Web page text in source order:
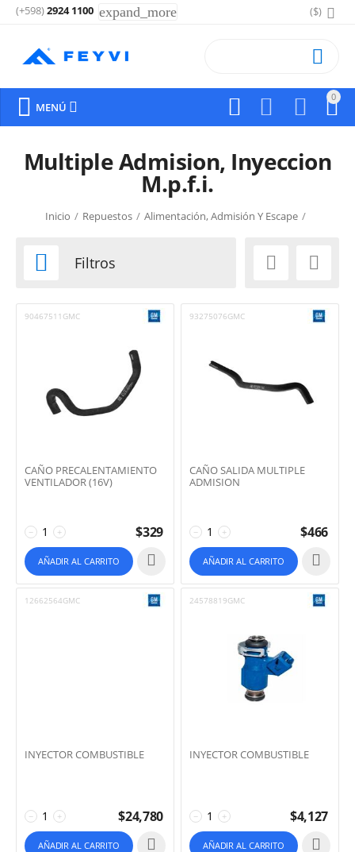
($)
(+598)2924 1100 expand_more
0

 


 MENÚ 
Multiple Admision, Inyeccion
M.p.f.i.
Inicio / Repuestos / Alimentación, Admisión Y Escape /
 Filtros  
90467511GMC
CAÑO PRECALENTAMIENTO
VENTILADOR (16V)
+
− $329
AÑADIR AL CARRITO
93275076GMC
CAÑO SALIDA MULTIPLE
ADMISION
+
− $466
AÑADIR AL CARRITO
12662564GMC
INYECTOR COMBUSTIBLE
+
− $24,780
AÑADIR AL CARRITO
24578819GMC
INYECTOR COMBUSTIBLE
+
− $4,127
AÑADIR AL CARRITO